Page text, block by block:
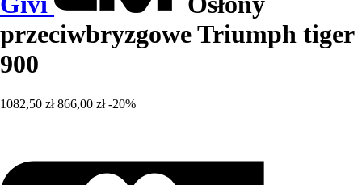
przeciwbryzgowe Triumph tiger
900
1082,50 zł 866,00 zł -20%